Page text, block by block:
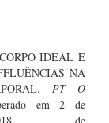
IDEAL E
NA
PT O
em 2 de